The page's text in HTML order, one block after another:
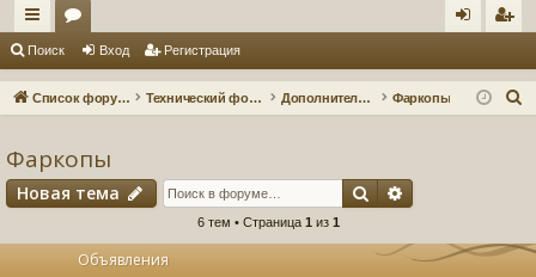
с
ы
и
ум д ис
Поиск Вход Регистрация
Список форумов Технический форум Дополнительное оборудование Фаркопы
Фаркопы
Новая тема Поиск
6 тем • Страница 1 из 1
Объявления